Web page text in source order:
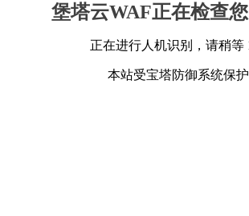
堡塔云WAF正在检查
正在进行人机识别，请稍等
本站受宝塔防御系统保护